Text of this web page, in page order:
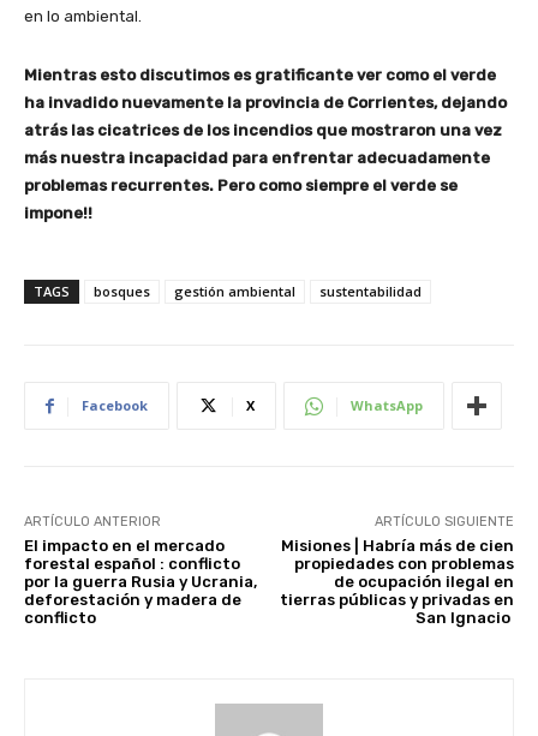
en lo ambiental.
Mientras esto discutimos es gratificante ver como el verde
ha invadido nuevamente la provincia de Corrientes, dejando
atrás las cicatrices de los incendios que mostraron una vez
más nuestra incapacidad para enfrentar adecuadamente
problemas recurrentes. Pero como siempre el verde se
impone!!
TAGS bosques gestión ambiental sustentabilidad
Facebook X WhatsApp
ARTÍCULO ANTERIOR
El impacto en el mercado
forestal español : conflicto
por la guerra Rusia y Ucrania,
deforestación y madera de
conflicto
ARTÍCULO SIGUIENTE
Misiones | Habría más de cien
propiedades con problemas
de ocupación ilegal en
tierras públicas y privadas en
San Ignacio